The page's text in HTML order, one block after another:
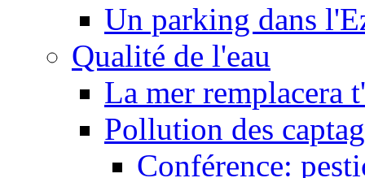
Un parking dans
Qualité de l'eau
La mer remplacera
Pollution des
Conférence: